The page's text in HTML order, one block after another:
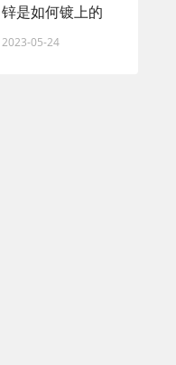
锌是如何镀上的
2023-05-24